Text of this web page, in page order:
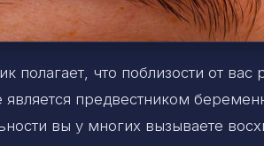
полагает, что поблизости от
предвестником
вы у многих вызываете